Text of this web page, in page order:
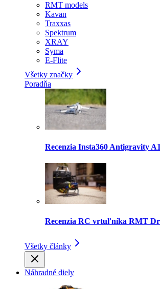
RMT models
Kavan
Traxxas
Spektrum
XRAY
Syma
E-Flite
Všetky značky
Poradňa
Recenzia Insta360 Antigravity
Recenzia RC vrtuľníka RMT
Všetky články
Náhradné diely